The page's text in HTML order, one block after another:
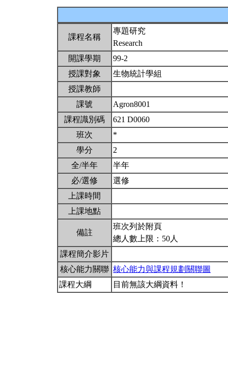
課程名稱
專題研究
Research
開課學期
99-2
授課對象
生物統計學組
授課教師
課號
Agron8001
課程識別碼
621 D0060
班次
*
學分
2
全/半年
半年
必/選修
選修
上課時間
上課地點
備註
班次列於附頁
總人數上限：50人
課程簡介影片
核心能力關聯 核心能力與課程規劃關聯圖
課程大綱
目前無該大綱資料！